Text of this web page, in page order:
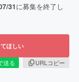
31に募集を終了し
ほしい
送る
URLコピー